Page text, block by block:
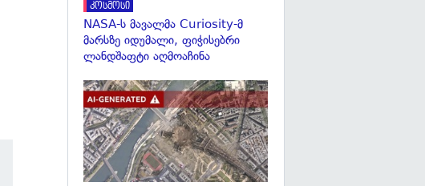
კოსმოსი
NASA-ს მავალმა Curiosity-მ
მარსზე იდუმალი, ფიჭისებრი
ლანდშაფტი აღმოაჩინა